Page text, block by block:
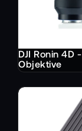
DJI Ronin 4D -
Objektive